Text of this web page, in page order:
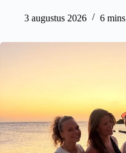
3 augustus 2026 6 mins